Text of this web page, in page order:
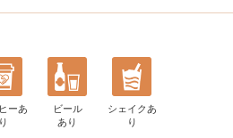
ーあ
り
ビール
あり
シェイク あ
り